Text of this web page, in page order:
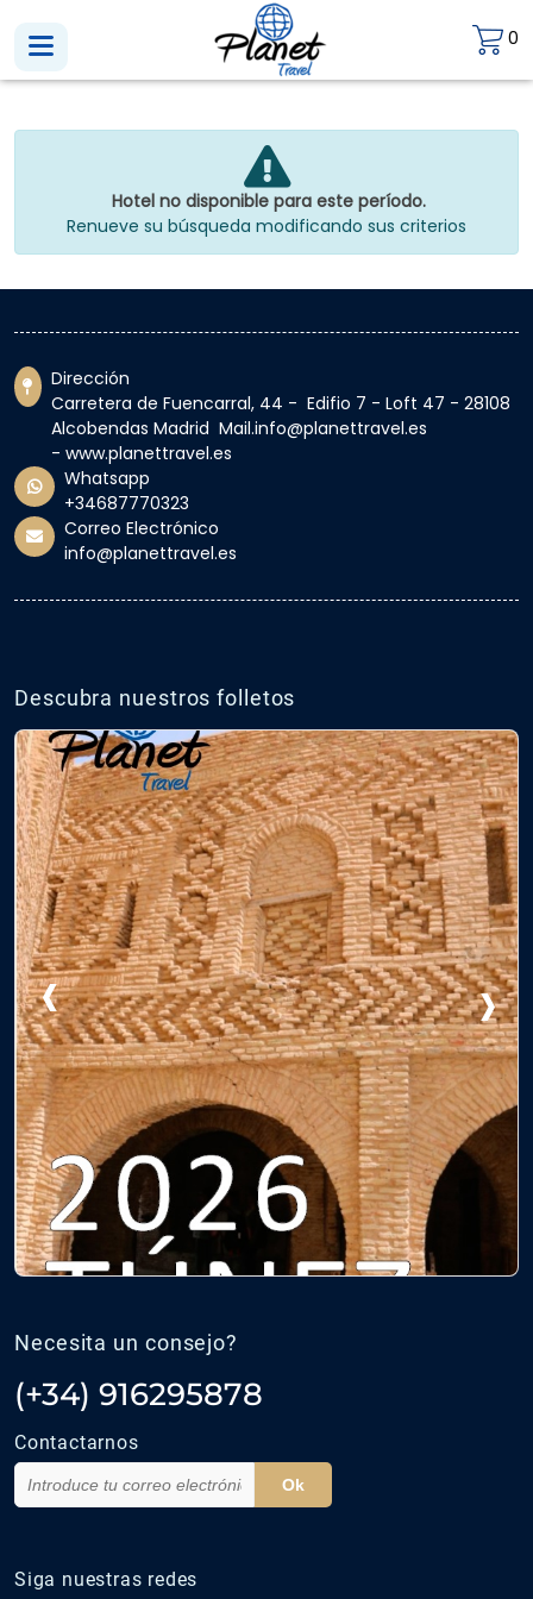
0
Hotel no disponible para este período.
Renueve su búsqueda modificando sus criterios
Dirección
Carretera de Fuencarral, 44 - Edifio 7 - Loft 47 - 28108
Alcobendas Madrid Mail.info@planettravel.es
- www.planettravel.es
Whatsapp
+34687770323
Correo Electrónico
info@planettravel.es
Descubra nuestros folletos
‹ ›
Necesita un consejo?
(+34) 916295878
Contactarnos
Ok
Siga nuestras redes